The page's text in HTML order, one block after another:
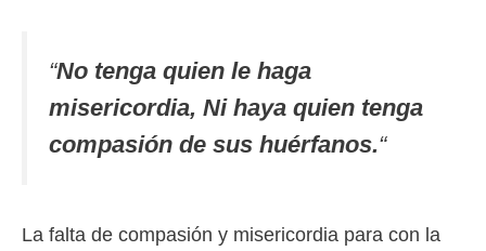
“No tenga quien le haga
misericordia, Ni haya quien tenga
compasión de sus huérfanos.“
La falta de compasión y misericordia para con la